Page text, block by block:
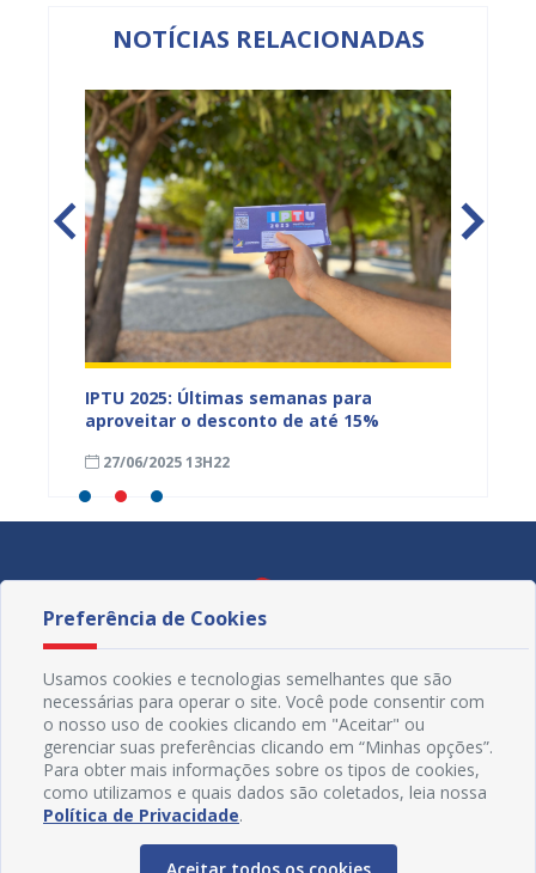
NOTÍCIAS RELACIONADAS
IPTU 2025: Últimas semanas para
aproveitar o desconto de até 15%
27/06/2025 13H22
Preferência de Cookies
Usamos cookies e tecnologias semelhantes que são
necessárias para operar o site. Você pode consentir com
o nosso uso de cookies clicando em "Aceitar" ou
gerenciar suas preferências clicando em “Minhas opções”.
Para obter mais informações sobre os tipos de cookies,
como utilizamos e quais dados são coletados, leia nossa
Política de Privacidade.